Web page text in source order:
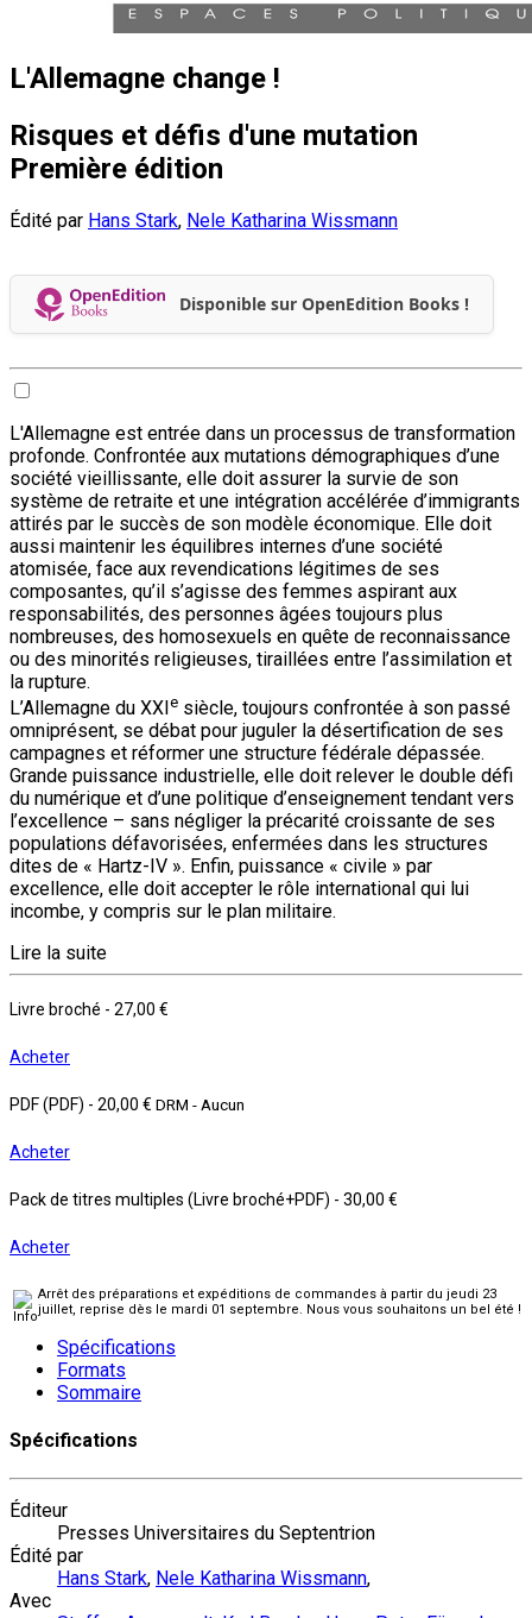
L'Allemagne change !
Risques et défis d'une mutation
Première édition
Édité par Hans Stark, Nele Katharina Wissmann
Disponible sur OpenEdition Books !
L'Allemagne est entrée dans un processus de transformation
profonde. Confrontée aux mutations démographiques d’une
société vieillissante, elle doit assurer la survie de son
système de retraite et une intégration accélérée d’immigrants
attirés par le succès de son modèle économique. Elle doit
aussi maintenir les équilibres internes d’une société
atomisée, face aux revendications légitimes de ses
composantes, qu’il s’agisse des femmes aspirant aux
responsabilités, des personnes âgées toujours plus
nombreuses, des homosexuels en quête de reconnaissance
ou des minorités religieuses, tiraillées entre l’assimilation et
la rupture.
L’Allemagne du XXIe siècle, toujours confrontée à son passé
omniprésent, se débat pour juguler la désertification de ses
campagnes et réformer une structure fédérale dépassée.
Grande puissance industrielle, elle doit relever le double défi
du numérique et d’une politique d’enseignement tendant vers
l’excellence – sans négliger la précarité croissante de ses
populations défavorisées, enfermées dans les structures
dites de « Hartz-IV ». Enfin, puissance « civile » par
excellence, elle doit accepter le rôle international qui lui
incombe, y compris sur le plan militaire.
Lire la suite
Livre broché - 27,00 €
Acheter
PDF (PDF) - 20,00 € DRM - Aucun
Acheter
Pack de titres multiples (Livre broché+PDF) - 30,00 €
Acheter
Arrêt des préparations et expéditions de commandes à partir du jeudi 23
juillet, reprise dès le mardi 01 septembre. Nous vous souhaitons un bel été !
Spécifications
Formats
Sommaire
Spécifications
Éditeur
Presses Universitaires du Septentrion
Édité par
Hans Stark, Nele Katharina Wissmann,
Avec